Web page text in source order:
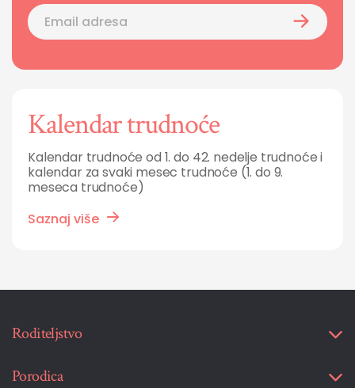
Kalendar trudnoće
Kalendar trudnoće od 1. do 42. nedelje trudnoće i
kalendar za svaki mesec trudnoće (1. do 9.
meseca trudnoće)
Saznaj više
Roditeljstvo
Porodica